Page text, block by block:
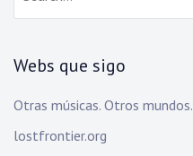
Webs que sigo
Otras músicas. Otros mundos.
lostfrontier.org